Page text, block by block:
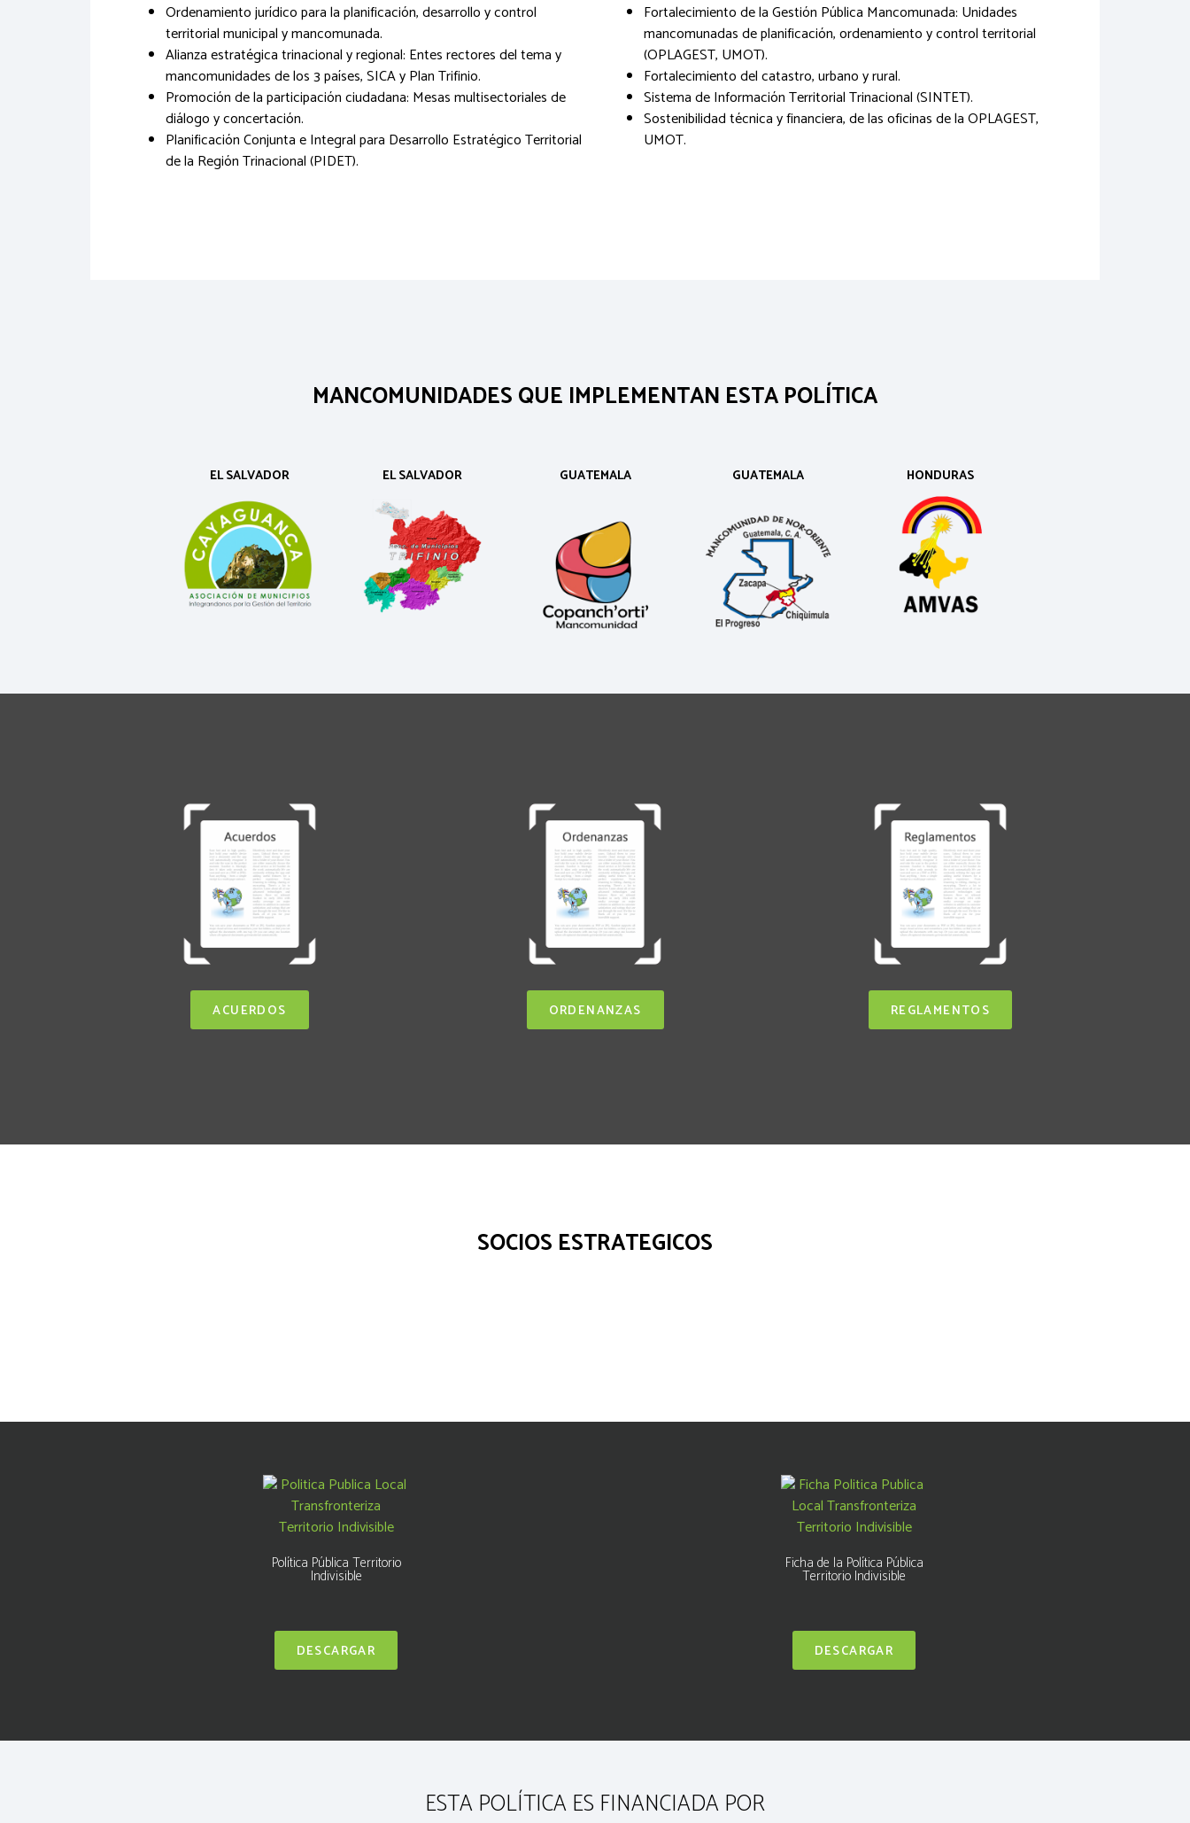
Ordenamiento jurídico para la planificación, desarrollo y control
territorial municipal y mancomunada.
Alianza estratégica trinacional y regional: Entes rectores del tema y
mancomunidades de los 3 países, SICA y Plan Trifinio.
Promoción de la participación ciudadana: Mesas multisectoriales de
diálogo y concertación.
Planificación Conjunta e Integral para Desarrollo Estratégico Territorial
de la Región Trinacional (PIDET).
Fortalecimiento de la Gestión Pública Mancomunada: Unidades
mancomunadas de planificación, ordenamiento y control territorial
(OPLAGEST, UMOT).
Fortalecimiento del catastro, urbano y rural.
Sistema de Información Territorial Trinacional (SINTET).
Sostenibilidad técnica y financiera, de las oficinas de la OPLAGEST,
UMOT.
MANCOMUNIDADES QUE IMPLEMENTAN ESTA POLÍTICA
EL SALVADOR EL SALVADOR GUATEMALA GUATEMALA HONDURAS
ACUERDOS ORDENANZAS REGLAMENTOS
SOCIOS ESTRATEGICOS
Política Pública Territorio
Indivisible
DESCARGAR
Ficha de la Política Pública
Territorio Indivisible
DESCARGAR
ESTA POLÍTICA ES FINANCIADA POR